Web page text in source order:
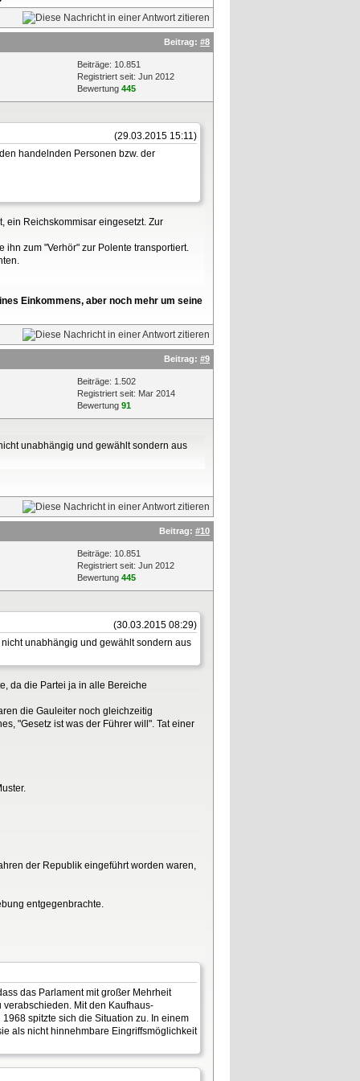
Beitrag: #8
Beiträge: 10.851
Registriert seit: Jun 2012
Bewertung 445
(29.03.2015 15:11)
handelnden Personen bzw. der
ein Reichskommisar eingesetzt. Zur
ihn zum "Verhör" zur Polente transportiert.
Einkommens, aber noch mehr um seine
Beitrag: #9
Beiträge: 1.502
Registriert seit: Mar 2014
Bewertung 91
unabhängig und gewählt sondern aus
Beitrag: #10
Beiträge: 10.851
Registriert seit: Jun 2012
Bewertung 445
(30.03.2015 08:29)
unabhängig und gewählt sondern aus
da die Partei ja in alle Bereiche
die Gauleiter noch gleichzeitig
"Gesetz ist was der Führer will". Tat einer
der Republik eingeführt worden waren,
entgegenbrachte.
das Parlament mit großer Mehrheit
Mit den Kaufhaus-
spitzte sich die Situation zu. In einem
als nicht hinnehmbare Eingriffsmöglichkeit